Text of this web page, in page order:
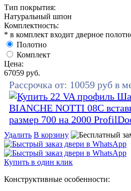
Тип покрытия:
Натуральный шпон
Комплектность:
* в комплект входит дверное
Полотно
Комплект
Цена:
67059 руб.
Рассрочка от: 10059 руб в
Удалить В корзину
Купить в один клик
Конструктивные особенности: